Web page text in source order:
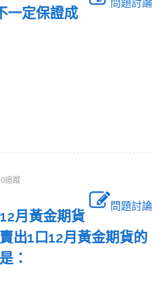
問題討論
一定保證成
0追蹤
問題討論
月黃金期貨
出1口12月黃金期貨的
：